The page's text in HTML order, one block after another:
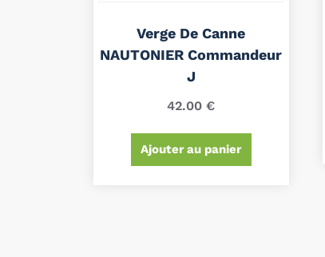
Verge De Canne
NAUTONIER Commandeur
J
42.00€
Ajouter au panier